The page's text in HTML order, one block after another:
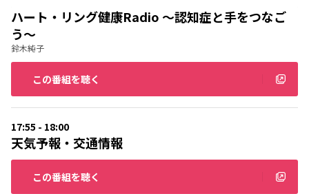
ハート・リング健康Radio ～認知症と手をつなご
う～
鈴木純子
この番組を聴く
17:55 - 18:00
天気予報・交通情報
この番組を聴く